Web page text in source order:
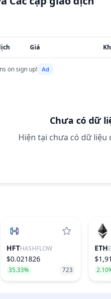
Giá
on sign up!
Chưa có dữ
Hiện tại chưa có dữ liệu
HFTHASHFLOW
$0.021826
35.33% 723
ETH